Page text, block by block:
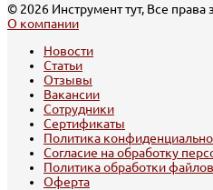
© 2026 Инструмент тут, Все
О компании
Новости
Статьи
Отзывы
Вакансии
Сотрудники
Сертификаты
Политика
Согласие на обработку
Политика обработки
Оферта